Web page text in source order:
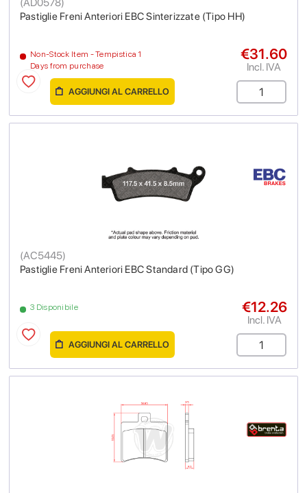
Pastiglie Freni Anteriori EBC Sinterizzate (Tipo HH)
Non-Stock Item - Tempistica 1
Days from purchase
€31.60
Incl. IVA
AGGIUNGI AL CARRELLO
Pastiglie Freni Anteriori EBC Standard (Tipo GG)
(AC5445)
3 Disponibile €12.26
Incl. IVA
AGGIUNGI AL CARRELLO